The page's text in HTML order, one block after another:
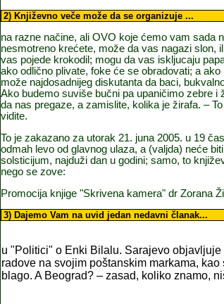
2) Književno veče može da se organizuje ...
na razne načine, ali OVO koje ćemo vam sada
nesmotreno krećete, može da vas nagazi slon,
vas pojede krokodil; mogu da vas iskljucaju
ako odlično plivate, foke će se obradovati; a
može najdosadnijeg diskutanta da baci,
Ako budemo suviše bučni pa upaničimo zebre i
da nas pregaze, a zamislite, kolika je žirafa. –
vidite.
To je zakazano za utorak 21. juna 2005. u 19
odmah levo od glavnog ulaza, a (valjda) neće
solsticijum, najduži dan u godini; samo, to
nego se zove:
Promocija knjige "Skrivena kamera" dr Zorana
3) Dajemo Vam na uvid jedan nedavni članak...
u "Politici" o Enki Bilalu. Sarajevo
radove na svojim poštanskim markama,
blago. A Beograd? – zasad, koliko znamo,